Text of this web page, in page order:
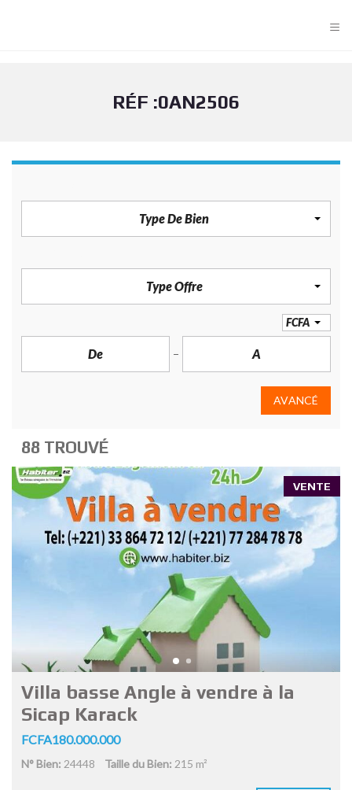
≡
RÉF :0AN2506
Type De Bien
Type Offre
FCFA
AVANCÉ
88 TROUVÉ
VENTE
Villa basse Angle à vendre à la
Sicap Karack
FCFA180.000.000
N° Bien: 24448 Taille du Bien: 215 m²